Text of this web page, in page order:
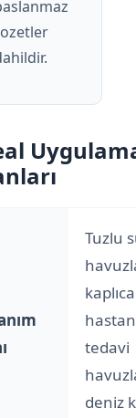
Tuzlu
tedavi
deniz